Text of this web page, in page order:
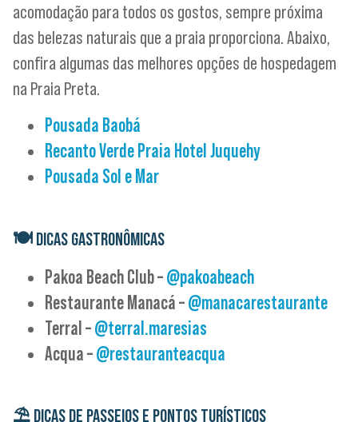
acomodação para todos os gostos, sempre próxima
das belezas naturais que a praia proporciona. Abaixo,
confira algumas das melhores opções de hospedagem
na Praia Preta.
Pousada Baobá
Recanto Verde Praia Hotel Juquehy
Pousada Sol e Mar
🍽DICAS GASTRONÔMICAS
Pakoa Beach Club –@pakoabeach
Restaurante Manacá –@manacarestaurante
Terral –@terral.maresias
Acqua –@restauranteacqua
⛱️DICAS DE PASSEIOS E PONTOS TURÍSTICOS